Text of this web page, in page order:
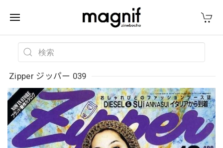
Zipper ジッパー 039